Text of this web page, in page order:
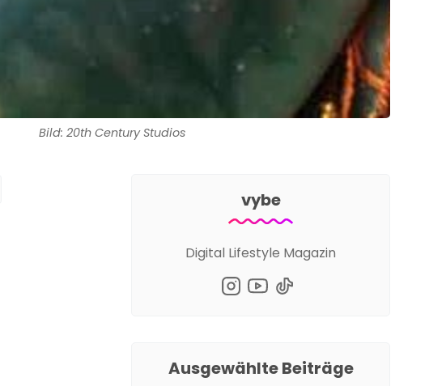
Bild: 20th Century Studios
vybe
Digital Lifestyle Magazin
Ausgewählte Beiträge